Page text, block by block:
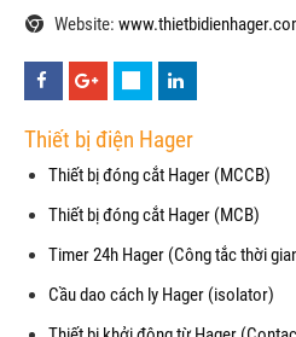
Website:
Thiết bị điện Hager
Thiết bị đóng cắt Hager (MCCB)
Thiết bị đóng cắt Hager (MCB)
Timer 24h Hager (Công tắc thời
Cầu dao cách ly Hager (isolator)